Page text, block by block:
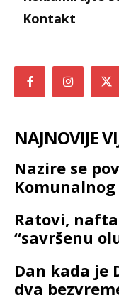
Kontakt
NAJNOVIJE
Nazire se
Ratovi,
“savršenu
Dan kada je
dva